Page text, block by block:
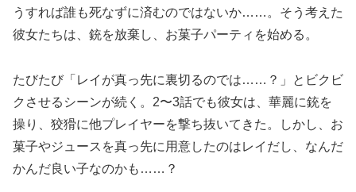
うすれば誰も死なずに済むのではないか……。そう考えた
彼女たちは、銃を放棄し、お菓子パーティを始める。
たびたび「レイが真っ先に裏切るのでは……？」とビクビ
クさせるシーンが続く。2〜3話でも彼女は、華麗に銃を
操り、狡猾に他プレイヤーを撃ち抜いてきた。しかし、お
菓子やジュースを真っ先に用意したのはレイだし、なんだ
かんだ良い子なのかも……？